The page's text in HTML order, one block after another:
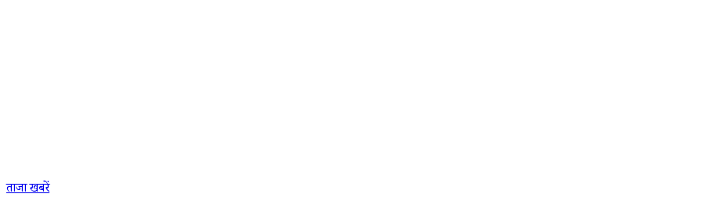
ताजा खबरें